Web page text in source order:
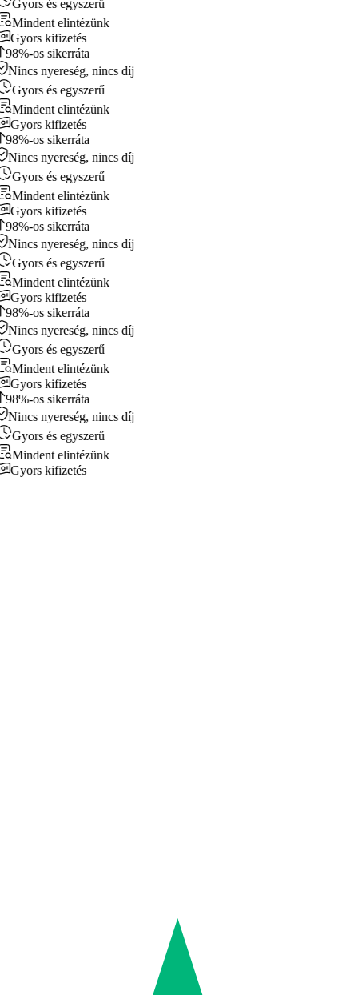
Gyors és egyszerű
Mindent elintézünk
Gyors kifizetés
98%-os sikerráta
Nincs nyereség, nincs díj
Gyors és egyszerű
Mindent elintézünk
Gyors kifizetés
98%-os sikerráta
Nincs nyereség, nincs díj
Gyors és egyszerű
Mindent elintézünk
Gyors kifizetés
98%-os sikerráta
Nincs nyereség, nincs díj
Gyors és egyszerű
Mindent elintézünk
Gyors kifizetés
98%-os sikerráta
Nincs nyereség, nincs díj
Gyors és egyszerű
Mindent elintézünk
Gyors kifizetés
98%-os sikerráta
Nincs nyereség, nincs díj
Gyors és egyszerű
Mindent elintézünk
Gyors kifizetés